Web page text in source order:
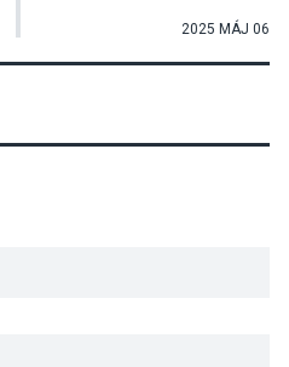
2025 MÁJ 06